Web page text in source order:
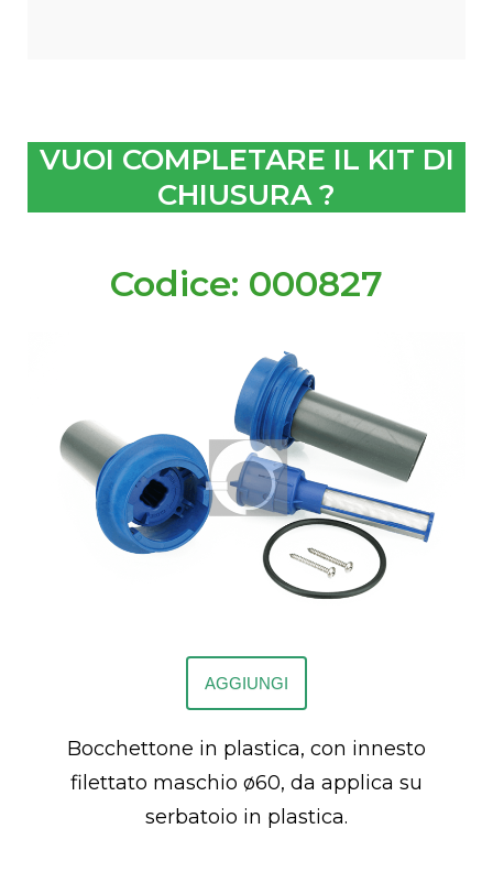
VUOI COMPLETARE IL KIT DI
CHIUSURA ?
Codice: 000827
AGGIUNGI
Bocchettone in plastica, con innesto
filettato maschio ø60, da applica su
serbatoio in plastica.